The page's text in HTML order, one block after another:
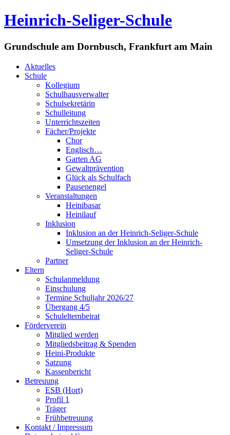
Heinrich-Seliger-Schule
Grundschule am Dornbusch, Frankfurt am Main
Aktuelles
Schule
Kollegium
Schulhausverwalter
Schulsekretärin
Schulleitung
Unterrichtszeiten
Fächer/Projekte
Chor
Englisch…
Garten AG
Gewaltprävention
Glück als Schulfach
Pausenengel
Veranstaltungen
Heinibasar
Heinilauf
Inklusion
Inklusion an der Heinrich-Seliger-Schule
Umsetzung der Inklusion an der Heinrich-
Seliger-Schule
Partner
Eltern
Schulanmeldung
Einschulung
Termine Schuljahr 2026/27
Übergang 4/5
Schulelternbeirat
Förderverein
Mitglied werden
Mitgliedsbeitrag & Spenden
Heini-Produkte
Satzung
Kassenbericht
Betreuung
ESB (Hort)
Profil 1
Träger
Frühbetreuung
Kontakt / Impressum